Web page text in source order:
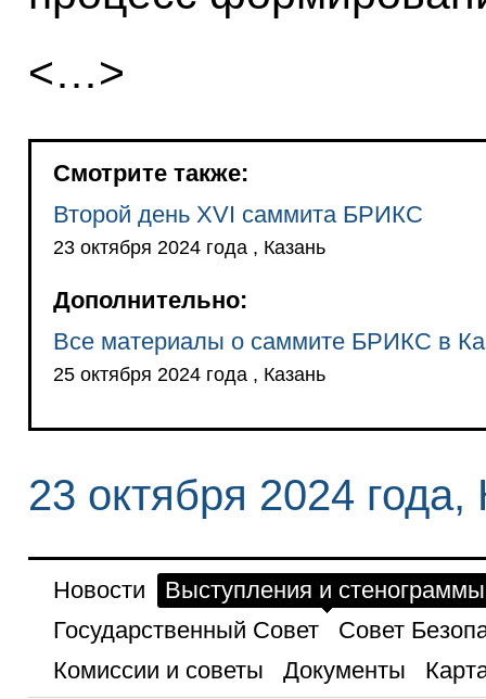
<…>
Смотрите также:
Второй день XVI саммита БРИКС
23 октября 2024 года , Казань
Дополнительно:
Все материалы о саммите БРИКС в
25 октября 2024 года , Казань
23 октября 2024 года,
Новости
Выступления и стенограммы
Государственный Совет
Совет
Комиссии и советы
Документы